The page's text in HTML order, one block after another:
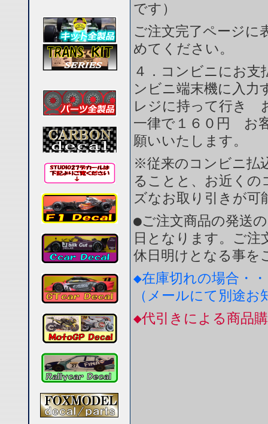
です）
ご注文完了ページ
めてください。
４．コンビニにお
ンビニ端末機に入
レジに持って行き
一律で１６０円 お
願いいたします。
※従来のコンビニ払
ることと、お近く
ズなお取り引きが
●ご注文商品の発送
日となります。ご注
休日明けとなる事を
◆在庫切れの場合・・
（メールにて別途
◆代引きによる商品